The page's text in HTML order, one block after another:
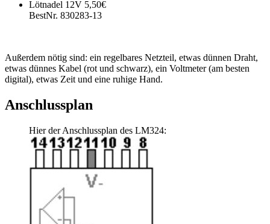
Lötnadel 12V 5,50€
BestNr. 830283-13
Außerdem nötig sind: ein regelbares Netzteil, etwas dünnen Draht,
etwas dünnes Kabel (rot und schwarz), ein Voltmeter (am besten
digital), etwas Zeit und eine ruhige Hand.
Anschlussplan
Hier der Anschlussplan des LM324: